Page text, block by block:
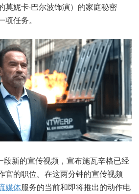
莫妮卡·巴尔波饰演）的家庭秘密
任务。
段新的宣传视频，宣布施瓦辛格已经
官的职位。在这两分钟的宣传视频
媒体服务的当前和即将推出的动作电